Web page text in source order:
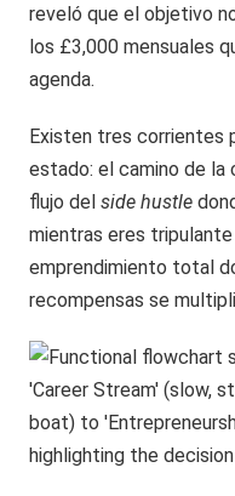
reveló que el objetivo
los £3,000 mensuales
agenda.
Existen tres corrientes
estado: el camino de la
flujo delside hustle
mientras eres
emprendimiento total
recompensas se